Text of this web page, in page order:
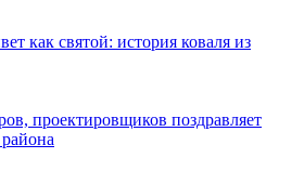
как святой: история коваля из
проектировщиков поздравляет